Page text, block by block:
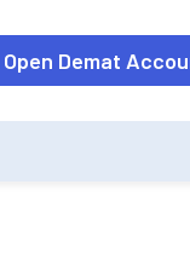
into the input
Open Demat